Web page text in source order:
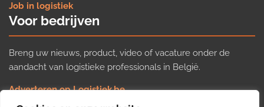
Job in logistiek
Voor bedrijven
Breng uw nieuws, product, video of vacature onder de
aandacht van logistieke professionals in België.
Adverteren op Logistiek.be
Nieuws insturen